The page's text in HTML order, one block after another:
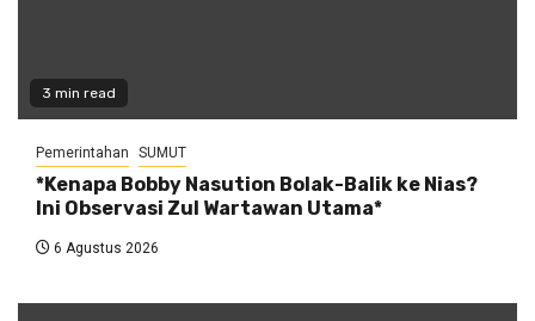
3 min read
Pemerintahan SUMUT
*Kenapa Bobby Nasution Bolak-Balik ke Nias?
Ini Observasi Zul Wartawan Utama*
6 Agustus 2026